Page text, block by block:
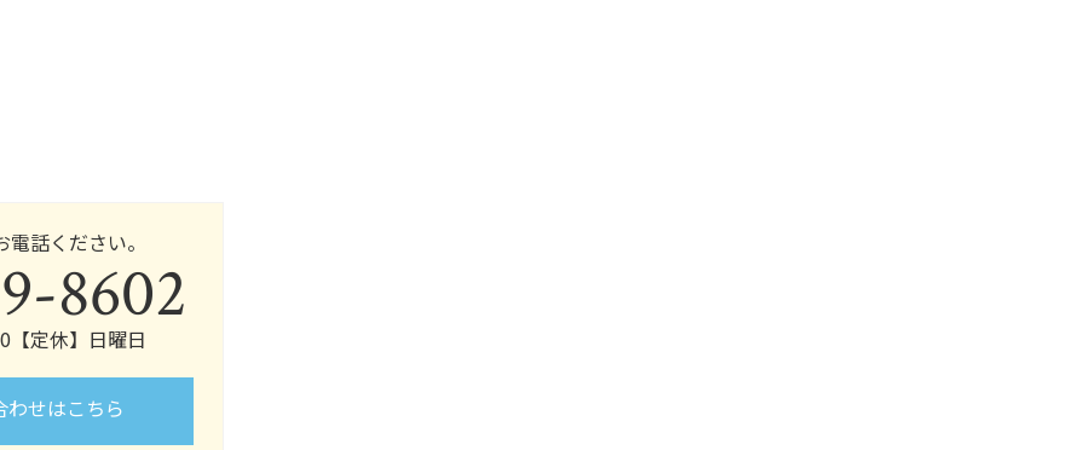
話ください。
8602
【定休】日曜日
せはこちら